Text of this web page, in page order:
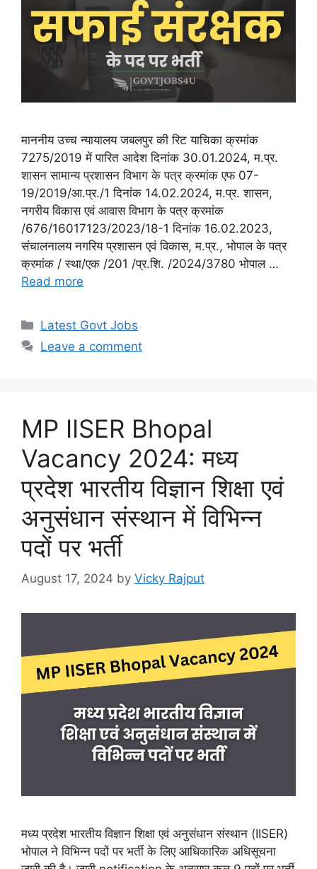
माननीय उच्च न्यायालय जबलपुर की रिट याचिका क्रमांक
7275/2019 में पारित आदेश दिनांक 30.01.2024, म.प्र.
शासन सामान्य प्रशासन विभाग के पत्र क्रमांक एफ 07-
19/2019/आ.प्र./1 दिनांक 14.02.2024, म.प्र. शासन,
नगरीय विकास एवं आवास विभाग के पत्र क्रमांक
/676/16017123/2023/18-1 दिनांक 16.02.2023,
संचालनालय नगरिय प्रशासन एवं विकास, म.प्र., भोपाल के पत्र
क्रमांक / स्था/एक /201 /प्र.शि. /2024/3780 भोपाल …
Read more
Categories
Latest Govt Jobs
Leave a comment
MP IISER Bhopal
Vacancy 2024: मध्य
प्रदेश भारतीय विज्ञान शिक्षा एवं
अनुसंधान संस्थान में विभिन्‍न
पदों पर भर्ती
August 17, 2024 by Vicky Rajput
मध्य प्रदेश भारतीय विज्ञान शिक्षा एवं अनुसंधान संस्थान (IISER)
भोपाल ने विभिन्न पदों पर भर्ती के लिए आधिकारिक अधिसूचना